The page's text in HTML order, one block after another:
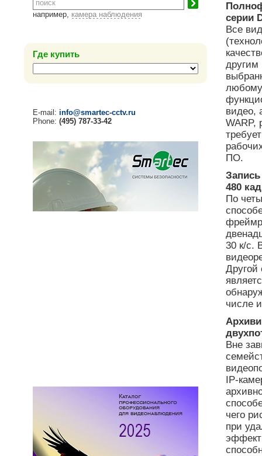
например, камера наблюдения
Где купить
E-mail: info@smartec-cctv.ru
Phone: (495) 787-33-42
серии
Все
другим
любому
видео,
WARP,
ПО.
480
По
30 к/с.
Другой
числе
Вне
IP-
чего
при